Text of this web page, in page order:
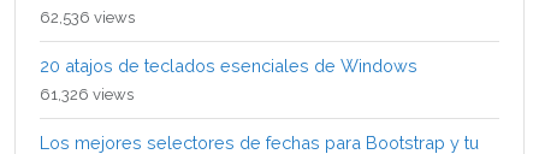
62,536 views
20 atajos de teclados esenciales de Windows
61,326 views
Los mejores selectores de fechas para Bootstrap y tu